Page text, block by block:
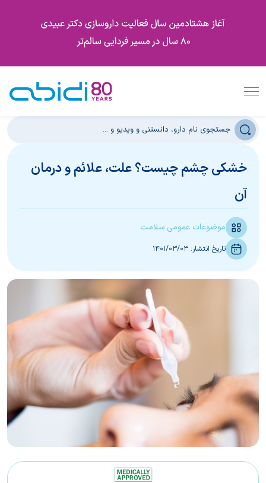
خشکی چشم چیست؟ علت، علائم و درمان
آن
موضوعات عمومی سلامت
تاریخ انتشار: